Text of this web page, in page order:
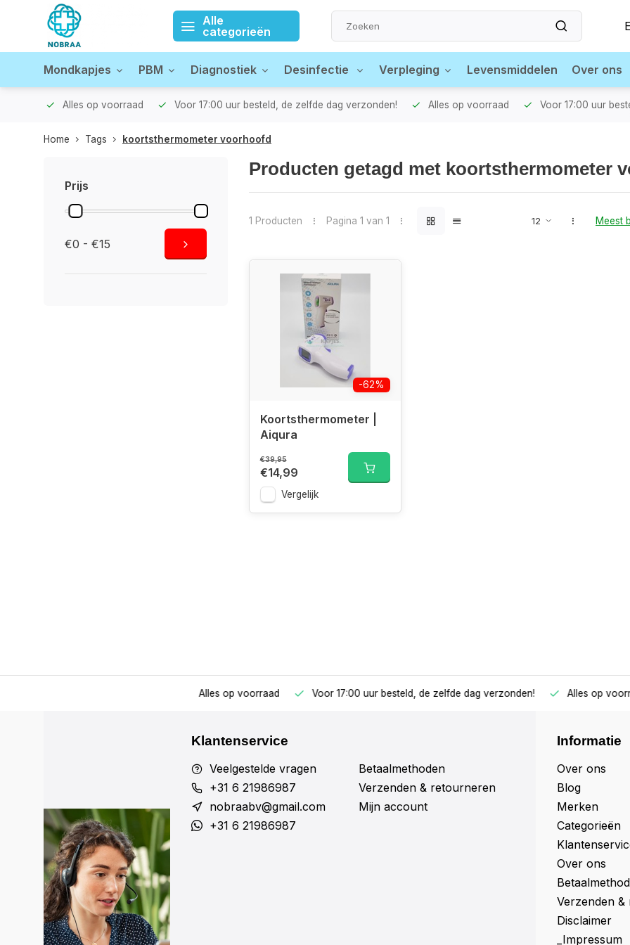
Alle
categorieën
Mondkapjes PBM Diagnostiek Desinfectie Verpleging Levensmiddelen Over ons
Alles op voorraad Voor 17:00 uur besteld, de zelfde dag verzonden! Alles op voorraad Voor 17:00 uur
Home Tags koortsthermometer voorhoofd
Prijs
€0 - €15
Producten getagd met koortsthermometer
1 Producten Pagina 1 van 1 Meest
-62%
Koortsthermometer |
Aiqura
€39,95
€14,99
Vergelijk
Alles op voorraad Voor 17:00 uur besteld, de zelfde dag verzonden! Alles op
Klantenservice
Veelgestelde vragen
+31 6 21986987
nobraabv@gmail.com
+31 6 21986987
Betaalmethoden
Verzenden & retourneren
Mijn account
Informatie
Over ons
Blog
Merken
Categorieën
Over ons
Verzenden
Disclaimer
_Impressum